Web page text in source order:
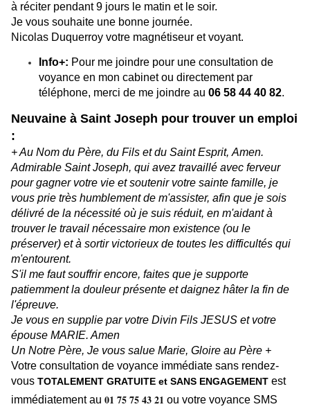
à réciter pendant 9 jours le matin et le soir.
Je vous souhaite une bonne journée.
Nicolas Duquerroy votre magnétiseur et voyant.
Info+: Pour me joindre pour une consultation de
voyance en mon cabinet ou directement par
téléphone, merci de me joindre au 06 58 44 40 82.
Neuvaine à Saint Joseph pour trouver un emploi
:
+ Au Nom du Père, du Fils et du Saint Esprit, Amen.
Admirable Saint Joseph, qui avez travaillé avec ferveur
pour gagner votre vie et soutenir votre sainte famille, je
vous prie très humblement de m'assister, afin que je sois
délivré de la nécessité où je suis réduit, en m'aidant à
trouver le travail nécessaire mon existence (ou le
préserver) et à sortir victorieux de toutes les difficultés qui
m'entourent.
S'il me faut souffrir encore, faites que je supporte
patiemment la douleur présente et daignez hâter la fin de
l'épreuve.
Je vous en supplie par votre Divin Fils JESUS et votre
épouse MARIE. Amen
Un Notre Père, Je vous salue Marie, Gloire au Père +
Votre consultation de voyance immédiate sans rendez-
vous TOTALEMENT GRATUITE et SANS ENGAGEMENT est
immédiatement au 01 75 75 43 21 ou votre voyance SMS